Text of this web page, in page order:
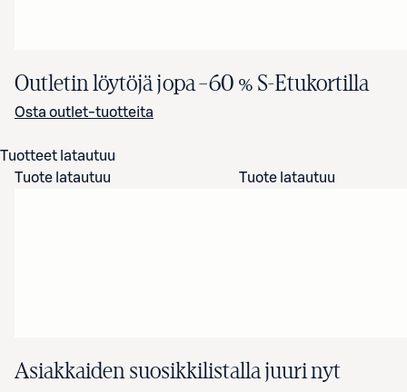
Outletin löytöjä jopa–60 % S-Etukortilla
Osta outlet-tuotteita
Tuotteet latautuu
Tuote latautuu
Tuote latautuu
Asiakkaiden suosikkilistalla juuri nyt